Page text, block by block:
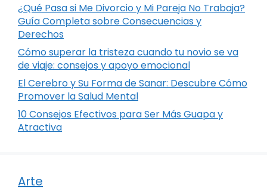
¿Qué Pasa si Me Divorcio y Mi Pareja No Trabaja?
Guía Completa sobre Consecuencias y
Derechos
Cómo superar la tristeza cuando tu novio se va
de viaje: consejos y apoyo emocional
El Cerebro y Su Forma de Sanar: Descubre Cómo
Promover la Salud Mental
10 Consejos Efectivos para Ser Más Guapa y
Atractiva
Arte